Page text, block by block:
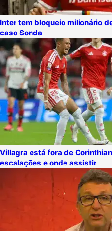
Inter tem bloqueio milionário
caso Sonda
Villagra está fora de
escalações e onde assistir